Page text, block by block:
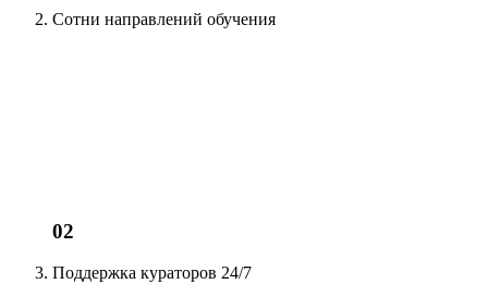
Сотни направлений обучения
02
Поддержка кураторов 24/7